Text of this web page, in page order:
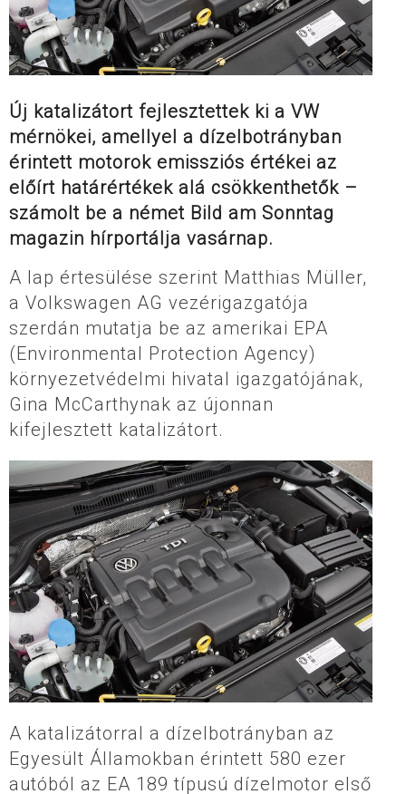
Új katalizátort fejlesztettek ki a VW
mérnökei, amellyel a dízelbotrányban
érintett motorok emissziós értékei az
előírt határértékek alá csökkenthetők –
számolt be a német Bild am Sonntag
magazin hírportálja vasárnap.
A lap értesülése szerint Matthias Müller,
a Volkswagen AG vezérigazgatója
szerdán mutatja be az amerikai EPA
(Environmental Protection Agency)
környezetvédelmi hivatal igazgatójának,
Gina McCarthynak az újonnan
kifejlesztett katalizátort.
A katalizátorral a dízelbotrányban az
Egyesült Államokban érintett 580 ezer
autóból az EA 189 típusú dízelmotor első